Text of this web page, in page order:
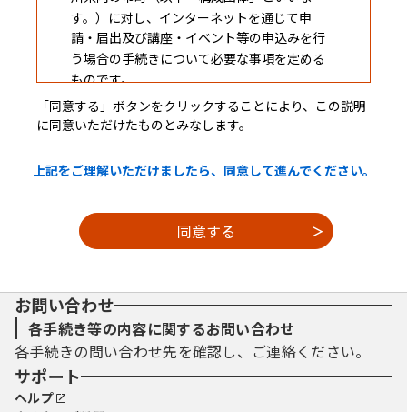
す。）に対し、インターネットを通じて申
請・届出及び講座・イベント等の申込みを行
う場合の手続きについて必要な事項を定める
ものです。
本システムを利用して申請・届出等手続を
ことが必要です。このことを前提に、構成団
体は本システムのサービスを提供します。本
よりこの規約に同意することができない場合
は、本システムをご利用いただくことができ
ません。なお、閲覧のみについても、この規
約に同意されたものとみなします。
「同意する」ボタンをクリックすることにより、この説明
に同意いただけたものとみなします。
上記をご理解いただけましたら、同意して進んでください。
お問い合わせ
各手続き等の内容に関するお問い合わせ
各手続きの問い合わせ先を確認し、ご連絡ください。
サポート
ヘルプ